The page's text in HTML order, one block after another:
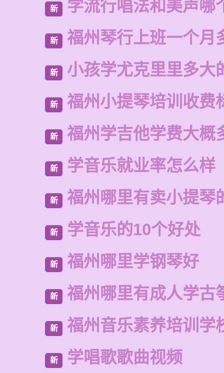
新 学流行唱法和美声哪
新 福州琴行上班一个月
新 小孩学尤克里里多大
新 福州小提琴培训收费
新 福州学吉他学费大概
新 学音乐就业率怎么样
新 福州哪里有卖小提琴
新 学音乐的10个好处
新 福州哪里学钢琴好
新 福州哪里有成人学古
新 福州音乐素养培训学
新 学唱歌歌曲视频